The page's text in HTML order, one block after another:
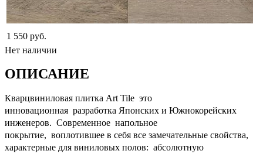
1 550 руб.
Нет наличии
ОПИСАНИЕ
Кварцвиниловая плитка Art Tile это
инновационная разработка Японских и Южнокорейских
инженеров. Современное напольное
покрытие, воплотившее в себя все замечательные свойства,
характерные для виниловых полов: абсолютную